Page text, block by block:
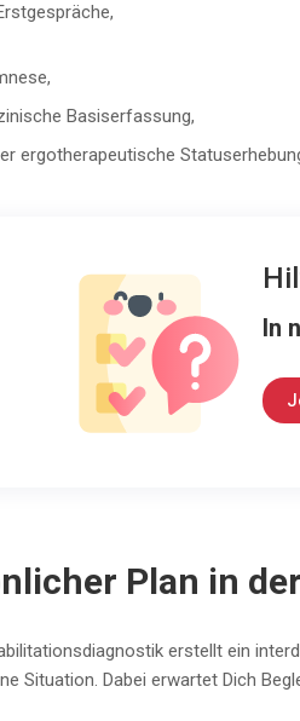
Basiserfassung,
ergotherapeutische
In
Plan in
erstellt ein
Situation. Dabei erwartet Dich